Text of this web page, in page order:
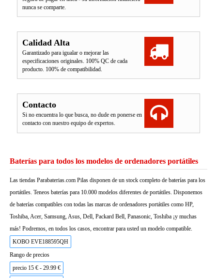
nunca se comparte.
Calidad Alta
Garantizado para igualar o mejorar las
especificaciones originales. 100% QC de cada
producto. 100% de compatibilidad.
Contacto
Si no encuentra lo que busca, no dude en ponerse en
contacto con nuestro equipo de expertos.
Baterías para todos los modelos de ordenadores portátiles
Las tiendas Parabaterias.com Pilas disponen de un stock completo de baterías para los
portátiles. Teneos baterías para 10.000 modelos diferentes de portátiles. Disponemos
de baterías compatibles con todas las marcas de ordenadores portátiles como HP,
Toshiba, Acer, Samsung, Asus, Dell, Packard Bell, Panasonic, Toshiba ¡y muchas
más! Podremos, en todos los casos, encontrar para usted un modelo compatible.
KOBO EVE188595QH
Rango de precios
precio 15 € - 29.99 €